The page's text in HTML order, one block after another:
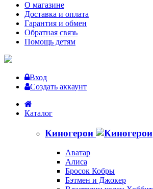
О магазине
Доставка и оплата
Гарантия и обмен
Обратная связь
Помощь детям
Вход
Создать аккаунт
Каталог
Киногерои
Аватар
Алиса
Бросок Кобры
Бэтмен и Джокер